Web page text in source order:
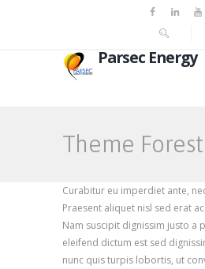
Parsec Energy
Theme Forest
Curabitur eu imperdiet ante,
Praesent aliquet nisl sed erat
Nam suscipit dignissim justo a
eleifend dictum est sed
nunc quis turpis lobortis, ut